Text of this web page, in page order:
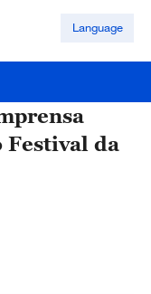
Language
Festival da